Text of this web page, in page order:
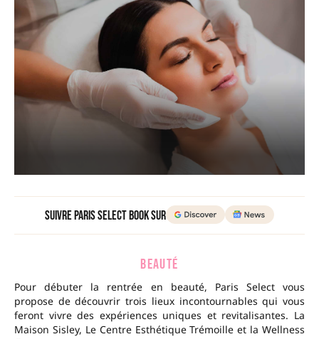
Suivre Paris Select Book sur
BEAUTÉ
Pour débuter la rentrée en beauté, Paris Select vous
propose de découvrir trois lieux incontournables qui vous
feront vivre des expériences uniques et revitalisantes. La
Maison Sisley, Le Centre Esthétique Trémoille et la Wellness